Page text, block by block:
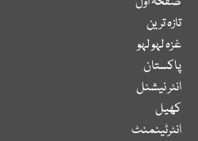
تازہ ترین
غزہ لہو لہو
پاکستان
انٹر نیشنل
کھیل
انٹرٹینمنٹ